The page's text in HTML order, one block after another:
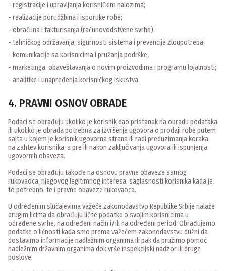
- registracije i upravljanja korisničkim nalozima;
- realizacije porudžbina i isporuke robe;
- obračuna i fakturisanja (računovodstvene svrhe);
- tehničkog održavanja, sigurnosti sistema i prevencije zloupotreba;
- komunikacije sa korisnicima i pružanja podrške;
- marketinga, obaveštavanja o novim proizvodima i programu lojalnosti;
- analitike i unapređenja korisničkog iskustva.
4. PRAVNI OSNOV OBRADE
Podaci se obrađuju ukoliko je korisnik dao pristanak na obradu podataka
ili ukoliko je obrada potrebna za izvršenje ugovora o prodaji robe putem
sajta u kojem je korisnik ugovorna strana ili radi preduzimanja koraka,
na zahtev korisnika, a pre ili nakon zaključivanja ugovora ili ispunjenja
ugovornih obaveza.
Podaci se obrađuju takođe na osnovu pravne obaveze samog
rukovaoca, njegovog legitimnog interesa, saglasnosti korisnika kada je
to potrebno, te i pravne obaveze rukovaoca.
U određenim slučajevima važeće zakonodavstvo Republike Srbije nalaže
drugim licima da obrađuju lične podatke o svojim korisnicima u
određene svrhe, na određeni način i/ili na određeni period. Obrađujemo
podatke o ličnosti kada smo prema važećem zakonodavstvu dužni da
dostavimo informacije nadležnim organima ili pak da pružimo pomoć
nadležnim državnim organima dok vrše inspekcijski nadzor ili druge
poslove.